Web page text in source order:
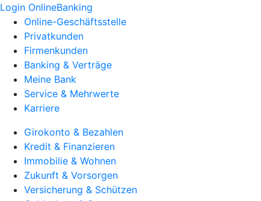
Login OnlineBanking
Online-Geschäftsstelle
Privatkunden
Firmenkunden
Banking & Verträge
Meine Bank
Service & Mehrwerte
Karriere
Girokonto & Bezahlen
Kredit & Finanzieren
Immobilie & Wohnen
Zukunft & Vorsorgen
Versicherung & Schützen